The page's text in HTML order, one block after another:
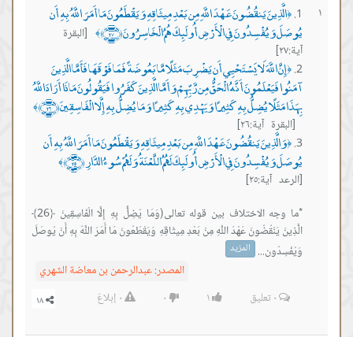
١ ﴿الَّذِينَ يَنقُضُونَ عَهْدَ اللَّهِ مِن بَعْدِ مِيثَاقِهِ وَيَقْطَعُونَ مَا أَمَرَ اللَّهُ بِهِ أَن
يُوصَلَ وَيُفْسِدُونَ فِي الْأَرْضِ أُولَئِكَ هُمُ الْخَاسِرُونَ ﴿٢٧﴾ ﴾
[البقرة
آية:٢٧]
﴿إِنَّ اللَّهَ لَا يَسْتَحْيِي أَن يَضْرِبَ مَثَلًا مَّا بَعُوضَةً فَمَا فَوْقَهَا فَأَمَّا الَّذِينَ
آمَنُوا فَيَعْلَمُونَ أَنَّهُ الْحَقُّ مِن رَّبِّهِمْ وَأَمَّا الَّذِينَ كَفَرُوا فَيَقُولُونَ مَاذَا أَرَادَ اللَّهُ
بِهَذَا مَثَلًا يُضِلُّ بِهِ كَثِيرًا وَيَهْدِي بِهِ كَثِيرًا وَمَا يُضِلُّ بِهِ إِلَّا الْفَاسِقِينَ ﴿٢٦﴾ ﴾
[البقرة آية:٢٦]
﴿وَالَّذِينَ يَنقُضُونَ عَهْدَ اللَّهِ مِن بَعْدِ مِيثَاقِهِ وَيَقْطَعُونَ مَا أَمَرَ اللَّهُ بِهِ أَن
يُوصَلَ وَيُفْسِدُونَ فِي الْأَرْضِ أُولَئِكَ لَهُمُ اللَّعْنَةُ وَلَهُمْ سُوءُ الدَّارِ ﴿٢٥﴾ ﴾
[الرعد آية:٢٥]
*ما وجه الاختلاف بين قوله تعالى(وَمَا يُضِلُّ بِهِ إِلَّا الْفَاسِقِينَ ﴿26﴾
الَّذِينَ يَنْقُضُونَ عَهْدَ اللَّهِ مِنْ بَعْدِ مِيثَاقِهِ وَيَقْطَعُونَ مَا أَمَرَ اللَّهُ بِهِ أَنْ يُوصَلَ
وَيُفْسِدُون... المزيد
المصدر:عبدالرحمن بن معاضة الشهري
٠تعليق ١ ٠ ٠ إبلاغ